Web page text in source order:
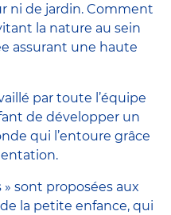
ni de jardin. Comment
la nature au sein
assurant une haute
par toute l’équipe
de développer un
qui l’entoure grâce
sont proposées aux
la petite enfance, qui